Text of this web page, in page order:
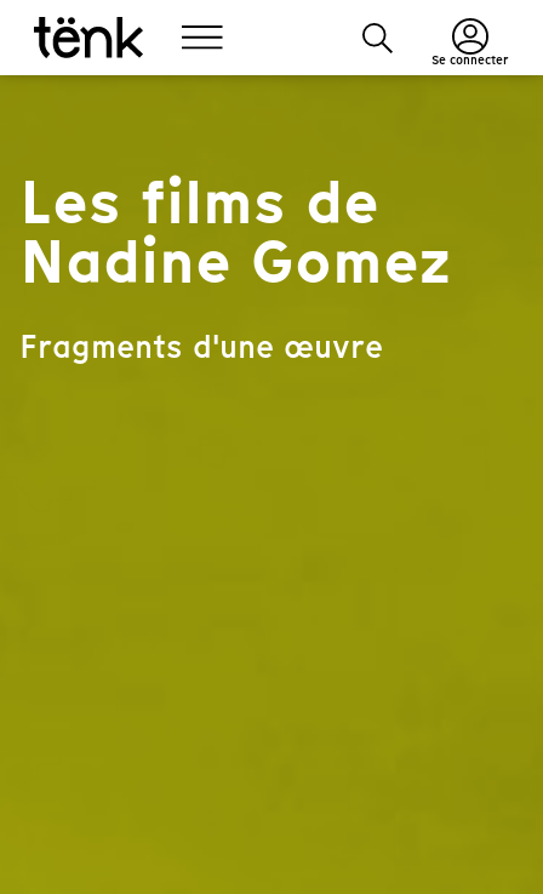
Se connecter
Les films de
Nadine Gomez
Fragments d'une œuvre